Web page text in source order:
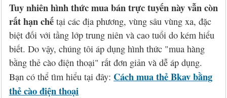
Tuy nhiên hình thức mua bán trực tuyến này vẫn còn
rất hạn chế tại các địa phương, vùng sâu vùng xa, đặc
biệt đối với tầng lớp trung niên và cao tuổi do kém hiểu
biết. Do vậy, chúng tôi áp dụng hình thức "mua hàng
bằng thẻ cào điện thoại" rất đơn giản và dễ áp dụng.
Bạn có thể tìm hiểu tại đây: Cách mua thẻ Bkav bằng
thẻ cào điện thoại